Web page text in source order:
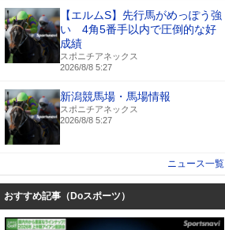
【エルムS】先行馬がめっぽう強
い 4角5番手以内で圧倒的な好
成績
スポニチアネックス
2026/8/8 5:27
新潟競馬場・馬場情報
スポニチアネックス
2026/8/8 5:27
ニュース一覧
おすすめ記事（Doスポーツ）